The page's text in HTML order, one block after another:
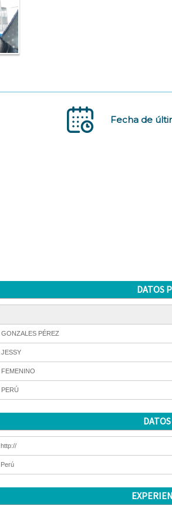
Fecha de
DATOS
GONZALES PÉREZ
JESSY
FEMENINO
PERÚ
http://
Perú